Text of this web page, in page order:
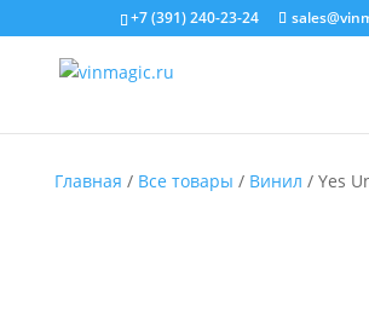
+7 (391) 240-23-24
Главная / Все товары / Винил / Yes